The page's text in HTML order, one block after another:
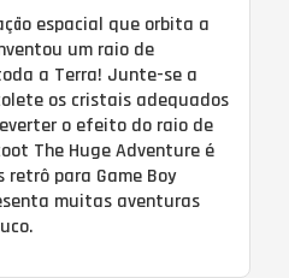
espacial que orbita a
um raio de
a Terra! Junte-se a
os cristais adequados
o efeito do raio de
The Huge Adventure é
para Game Boy
muitas aventuras